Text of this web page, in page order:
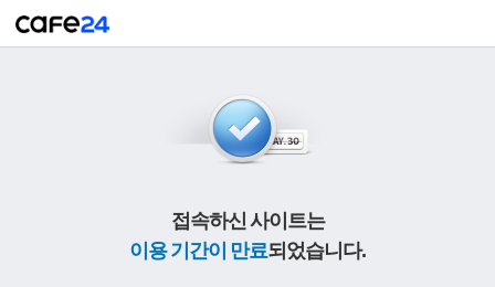
접속하신 사이트는
이용 기간이 만료되었습니다.